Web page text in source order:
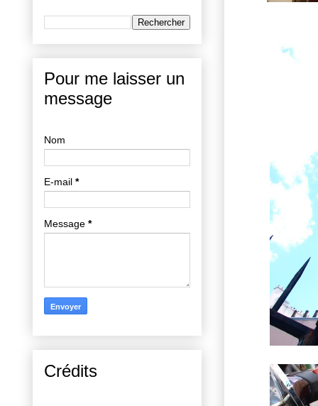
Pour me laisser un
message
Nom
E-mail *
Message *
Crédits